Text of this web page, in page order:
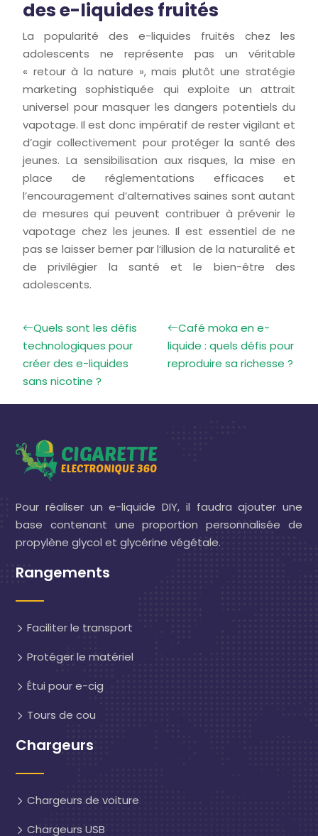
des e-liquides fruités
La popularité des e-liquides fruités chez les
adolescents ne représente pas un véritable
« retour à la nature », mais plutôt une stratégie
marketing sophistiquée qui exploite un attrait
universel pour masquer les dangers potentiels du
vapotage. Il est donc impératif de rester vigilant et
d’agir collectivement pour protéger la santé des
jeunes. La sensibilisation aux risques, la mise en
place de réglementations efficaces et
l’encouragement d’alternatives saines sont autant
de mesures qui peuvent contribuer à prévenir le
vapotage chez les jeunes. Il est essentiel de ne
pas se laisser berner par l’illusion de la naturalité et
de privilégier la santé et le bien-être des
adolescents.
Quels sont les défis
technologiques pour
créer des e-liquides
sans nicotine ?
Café moka en e-
liquide : quels défis pour
reproduire sa richesse ?
Pour réaliser un e-liquide DIY, il faudra ajouter une
base contenant une proportion personnalisée de
propylène glycol et glycérine végétale.
Rangements
Faciliter le transport
Protéger le matériel
Étui pour e-cig
Tours de cou
Chargeurs
Chargeurs de voiture
Chargeurs USB